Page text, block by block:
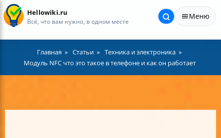
Hellowiki.ru
Всё, что вам нужно, в одном месте
Меню
Главная Статьи
Техника и электроника
Модуль NFC что это такое в телефоне и как он работает